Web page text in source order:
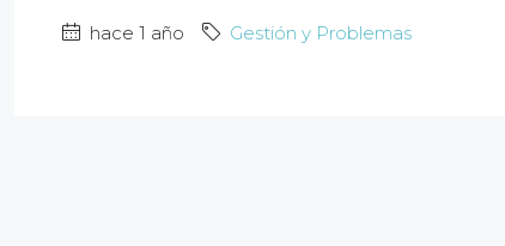
hace 1 año Gestión y Problemas